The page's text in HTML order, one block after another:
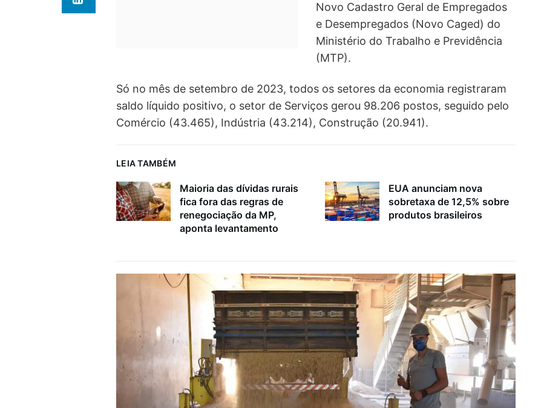
Novo Cadastro Geral de Empregados
e Desempregados (Novo Caged) do
Ministério do Trabalho e Previdência
(MTP).
Só no mês de setembro de 2023, todos os setores da economia registraram
saldo líquido positivo, o setor de Serviços gerou 98.206 postos, seguido pelo
Comércio (43.465), Indústria (43.214), Construção (20.941).
LEIA TAMBÉM
Maioria das dívidas rurais
fica fora das regras de
renegociação da MP,
aponta levantamento
EUA anunciam nova
sobretaxa de 12,5% sobre
produtos brasileiros